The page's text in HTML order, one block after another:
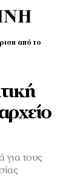
από το
για τους